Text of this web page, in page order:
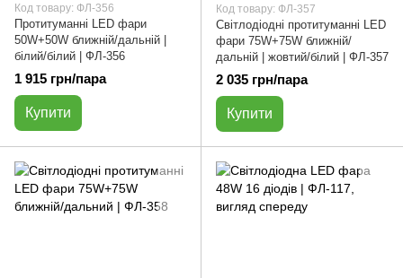
Код товару: ФЛ-356
Протитуманні LED фари
50W+50W ближній/дальній |
білий/білий | ФЛ-356
1 915 грн/пара
Купити
Код товару: ФЛ-357
Світлодіодні протитуманні LED
фари 75W+75W ближній/
дальній | жовтий/білий | ФЛ-357
2 035 грн/пара
Купити